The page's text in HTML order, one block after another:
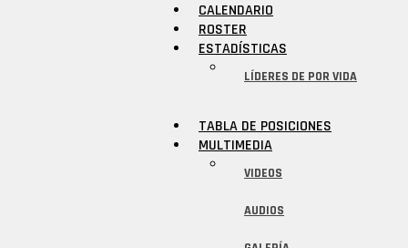
CALENDARIO
ROSTER
ESTADÍSTICAS
LÍDERES DE POR VIDA
TABLA DE POSICIONES
MULTIMEDIA
VIDEOS
AUDIOS